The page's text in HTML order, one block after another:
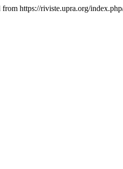
from https://riviste.upra.org/